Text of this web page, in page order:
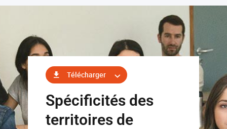
Télécharger
Spécificités des
territoires de